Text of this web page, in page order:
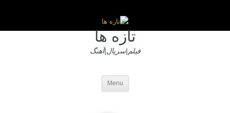
تازه ها
فیلم|سریال|آهنگ
Menu